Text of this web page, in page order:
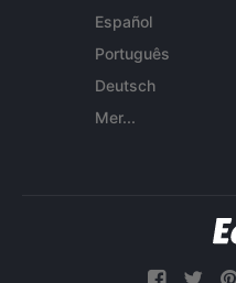
Español
Português
Deutsch
Mer...